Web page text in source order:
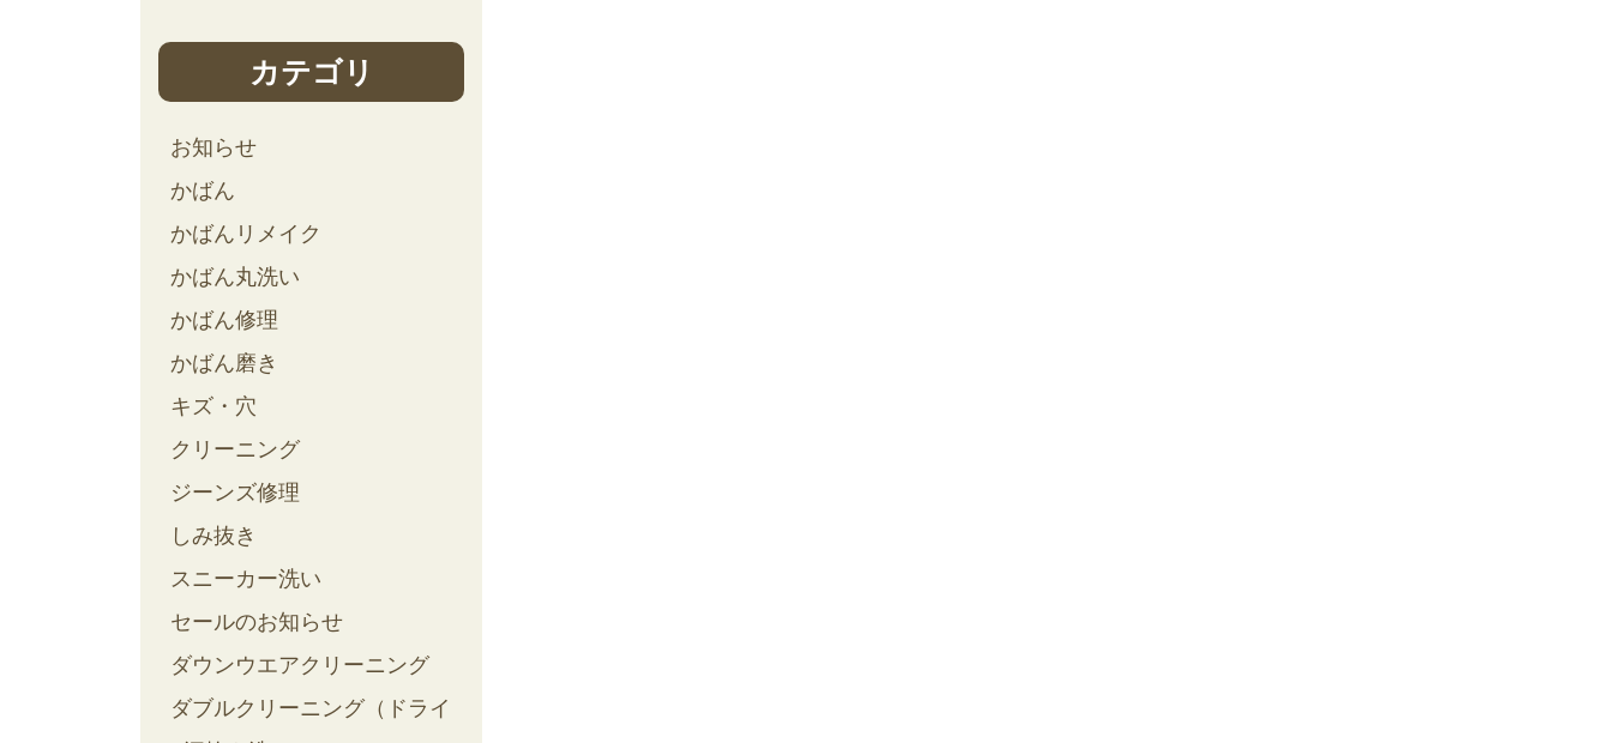
カテゴリ
お知らせ
かばん
かばんリメイク
かばん丸洗い
かばん修理
かばん磨き
キズ・穴
クリーニング
ジーンズ修理
しみ抜き
スニーカー洗い
セールのお知らせ
ダウンウエアクリーニング
ダブルクリーニング（ドライ